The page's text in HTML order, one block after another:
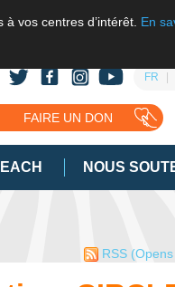
vos centres d’intérêt. En
FR
FAIRE UN DON
NOUS
RSS